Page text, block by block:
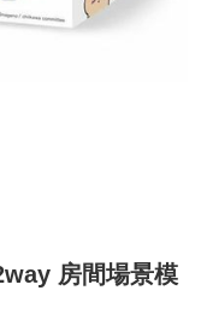
房間場景模